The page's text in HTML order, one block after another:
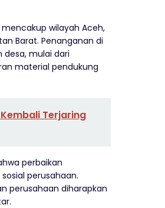
wilayah Aceh,
Barat. Penanganan di
desa, mulai dari
material pendukung
Terjaring
perbaikan
perusahaan.
perusahaan diharapkan